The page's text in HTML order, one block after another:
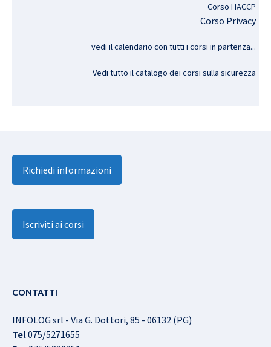
Corso HACCP
Corso Privacy
vedi il calendario con tutti i corsi in partenza...
Vedi tutto il catalogo dei corsi sulla sicurezza
Richiedi informazioni
Iscriviti ai corsi
CONTATTI
INFOLOG srl - Via G. Dottori, 85 - 06132 (PG)
Tel075/5271655